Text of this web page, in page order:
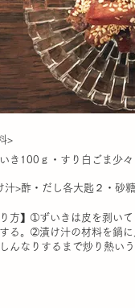
>
き100ｇ・すり白ごま少々
汁>酢・だし各大匙２・砂
り方】➀ずいきは皮を剥い
る。➁漬け汁の材料を鍋
んなりするまで炒り熱い